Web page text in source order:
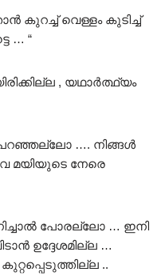
കുറച്ച് വെള്ളം കുടിച്ച്
… “
, യഥാർത്ഥ്യം
…. നിങ്ങൾ
മയിയുടെ നേരെ
പോരല്ലോ … ഇനി
ഉദ്ദേശമില്ല …
..